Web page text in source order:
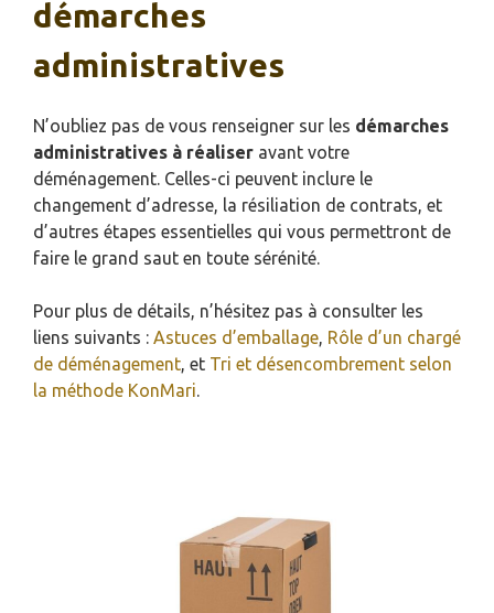
démarches
administratives
N’oubliez pas de vous renseigner sur les démarches
administratives à réaliser avant votre
déménagement. Celles-ci peuvent inclure le
changement d’adresse, la résiliation de contrats, et
d’autres étapes essentielles qui vous permettront de
faire le grand saut en toute sérénité.
Pour plus de détails, n’hésitez pas à consulter les
liens suivants : Astuces d’emballage, Rôle d’un chargé
de déménagement, et Tri et désencombrement selon
la méthode KonMari.